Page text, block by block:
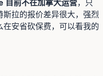
目前不在加拿大运营，只
拉的报价差异很大，强烈
安省砍保费，可以看我的